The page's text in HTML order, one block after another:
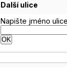
Další ulice
Napište jméno